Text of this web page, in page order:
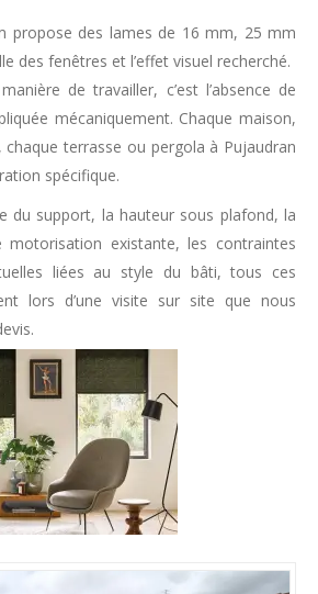
propose des lames de 16 mm, 25 mm
des fenêtres et l’effet visuel recherché.
de travailler, c’est l’absence de
mécaniquement. Chaque maison,
terrasse ou pergola à Pujaudran
spécifique.
du support, la hauteur sous plafond, la
existante, les contraintes
liées au style du bâti, tous ces
lors d’une visite sur site que nous